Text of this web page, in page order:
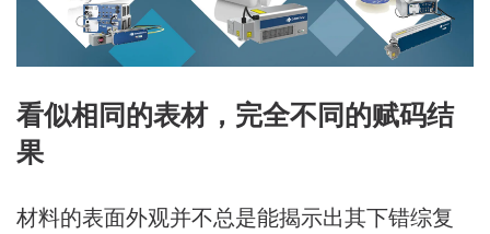
看似相同的表材，完全不同的赋码结
果
材料的表面外观并不总是能揭示出其下错综复